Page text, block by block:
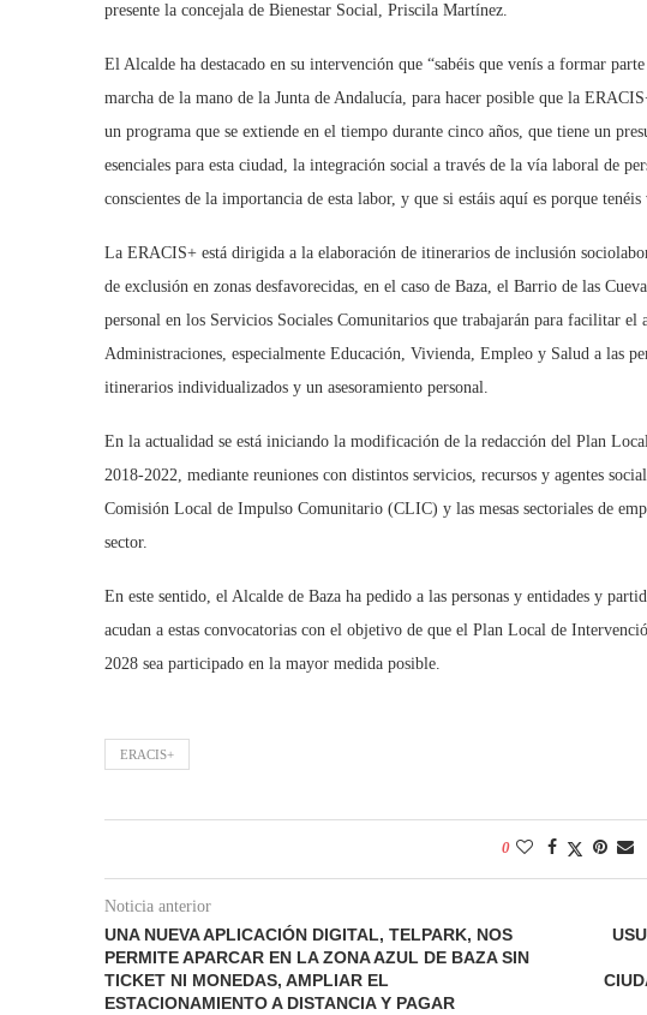
presente la concejala de Bienestar Social, Priscila Martínez.
El Alcalde ha destacado en su intervención que “sabéis que venís a formar
marcha de la mano de la Junta de Andalucía, para hacer posible que la
un programa que se extiende en el tiempo durante cinco años, que tiene un
esenciales para esta ciudad, la integración social a través de la vía laboral de
conscientes de la importancia de esta labor, y que si estáis aquí es porque
La ERACIS+ está dirigida a la elaboración de itinerarios de inclusión
de exclusión en zonas desfavorecidas, en el caso de Baza, el Barrio de las
personal en los Servicios Sociales Comunitarios que trabajarán para facilitar el
Administraciones, especialmente Educación, Vivienda, Empleo y Salud a las
itinerarios individualizados y un asesoramiento personal.
En la actualidad se está iniciando la modificación de la redacción del Plan
2018-2022, mediante reuniones con distintos servicios, recursos y agentes
Comisión Local de Impulso Comunitario (CLIC) y las mesas sectoriales de
sector.
En este sentido, el Alcalde de Baza ha pedido a las personas y entidades y
acudan a estas convocatorias con el objetivo de que el Plan Local de
2028 sea participado en la mayor medida posible.
ERACIS+
0
Noticia anterior
UNA NUEVA APLICACIÓN DIGITAL, TELPARK, NOS
PERMITE APARCAR EN LA ZONA AZUL DE BAZA SIN
TICKET NI MONEDAS, AMPLIAR EL
ESTACIONAMIENTO A DISTANCIA Y PAGAR